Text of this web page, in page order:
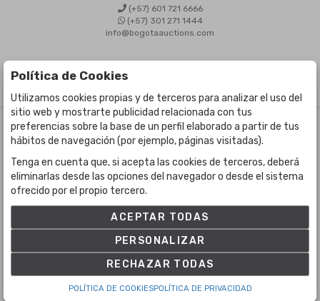
(+57) 601 721 6666
(+57) 301 271 1444
info@bogotaauctions.com
©Bogota Auctions- Todos los derechos reservados
Desarrollado por Labelgrup Networks.
Política de Cookies
Utilizamos cookies propias y de terceros para analizar el uso del
sitio web y mostrarte publicidad relacionada con tus
preferencias sobre la base de un perfil elaborado a partir de tus
hábitos de navegación (por ejemplo, páginas visitadas).
Tenga en cuenta que, si acepta las cookies de terceros, deberá
eliminarlas desde las opciones del navegador o desde el sistema
ofrecido por el propio tercero.
ACEPTAR TODAS
PERSONALIZAR
RECHAZAR TODAS
POLÍTICA DE COOKIESPOLÍTICA DE PRIVACIDAD